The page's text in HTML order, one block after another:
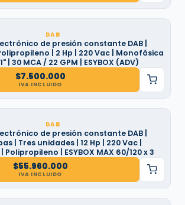
DAB
de presión constante DAB |
| 2 Hp | 220 Vac | Monofásica
1" | 30 MCA / 22 GPM | ESYBOX (ADV)
$7.500.000
IVA INCLUIDO
DAB
de presión constante DAB |
| Tres unidades | 12 Hp | 220 Vac |
| ESYBOX MAX 60/120 x 3
$55.960.000
IVA INCLUIDO